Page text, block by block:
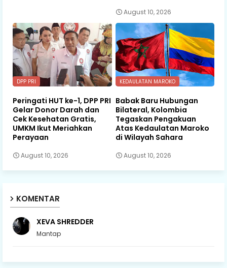
August 10, 2026
DPP PRI
Peringati HUT ke-1, DPP PRI
Gelar Donor Darah dan
Cek Kesehatan Gratis,
UMKM Ikut Meriahkan
Perayaan
August 10, 2026
KEDAULATAN MAROKO
Babak Baru Hubungan
Bilateral, Kolombia
Tegaskan Pengakuan
Atas Kedaulatan Maroko
di Wilayah Sahara
August 10, 2026
KOMENTAR
XEVA SHREDDER
Mantap